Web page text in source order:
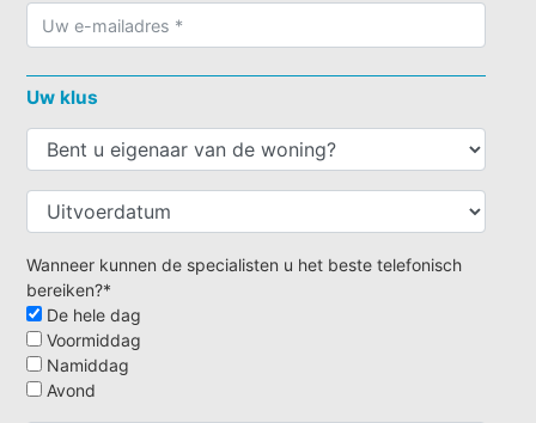
Uw klus
Wanneer kunnen de specialisten u het beste telefonisch
bereiken?*
De hele dag
Voormiddag
Namiddag
Avond